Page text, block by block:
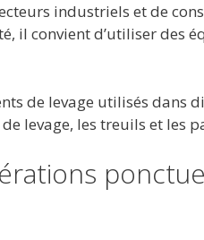
industriels et de
il convient d’utiliser des
de levage utilisés dans
levage, les treuils et les